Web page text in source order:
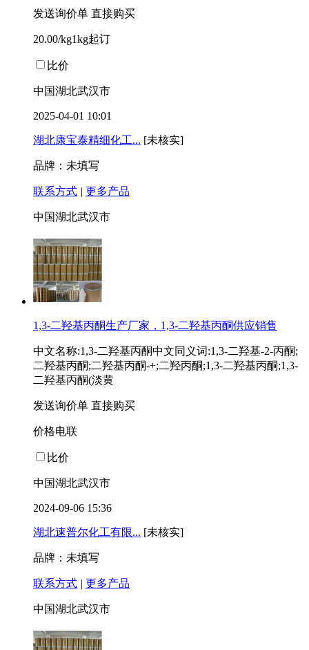
发送询价单 直接购买
20.00/kg1kg起订
比价
中国湖北武汉市
2025-04-01 10:01
湖北康宝泰精细化工... [未核实]
品牌：未填写
联系方式 | 更多产品
中国湖北武汉市
1,3-二羟基丙酮生产厂家，1,3-二羟基丙酮供应销售
中文名称:1,3-二羟基丙酮中文同义词:1,3-二羟基-2-丙酮;
二羟基丙酮;二羟基丙酮-+;二羟丙酮;1,3-二羟基丙酮;1,3-
二羟基丙酮(淡黄
发送询价单 直接购买
价格电联
比价
中国湖北武汉市
2024-09-06 15:36
湖北速普尔化工有限... [未核实]
品牌：未填写
联系方式 | 更多产品
中国湖北武汉市